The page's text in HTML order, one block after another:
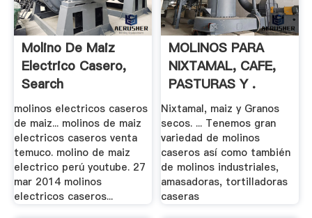
Molino De Maiz
Electrico Casero,
Search
molinos electricos caseros
de maiz... molinos de maiz
electricos caseros venta
temuco. molino de maiz
electrico perú youtube. 27
mar 2014 molinos
electricos caseros...
MOLINOS PARA
NIXTAMAL, CAFE,
PASTURAS Y .
Nixtamal, maiz y Granos
secos. ... Tenemos gran
variedad de molinos
caseros así como también
de molinos industriales,
amasadoras, tortilladoras
caseras